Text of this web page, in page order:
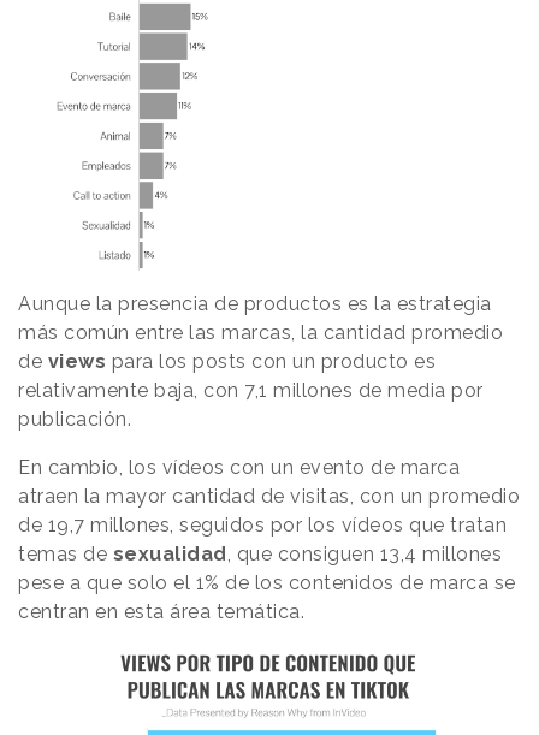
Aunque la presencia de productos es la estrategia
más común entre las marcas, la cantidad promedio
de views para los posts con un producto es
relativamente baja, con 7,1 millones de media por
publicación.
En cambio, los vídeos con un evento de marca
atraen la mayor cantidad de visitas, con un promedio
de 19,7 millones, seguidos por los vídeos que tratan
temas de sexualidad , que consiguen 13,4 millones
pese a que solo el 1% de los contenidos de marca se
centran en esta área temática.